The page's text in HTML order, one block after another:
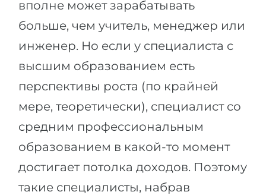
вполне может зарабатывать
больше, чем учитель, менеджер или
инженер. Но если у специалиста с
высшим образованием есть
перспективы роста (по крайней
мере, теоретически), специалист со
средним профессиональным
образованием в какой-то момент
достигает потолка доходов. Поэтому
такие специалисты, набрав